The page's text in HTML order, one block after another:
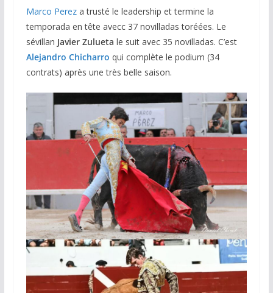
Marco Pereza trusté le leadership et termine la
temporada en tête avecc 37 novilladas toréées. Le
sévillan Javier Zulueta le suit avec 35 novilladas. C’est
Alejandro Chicharro qui complète le podium (34
contrats) après une très belle saison.